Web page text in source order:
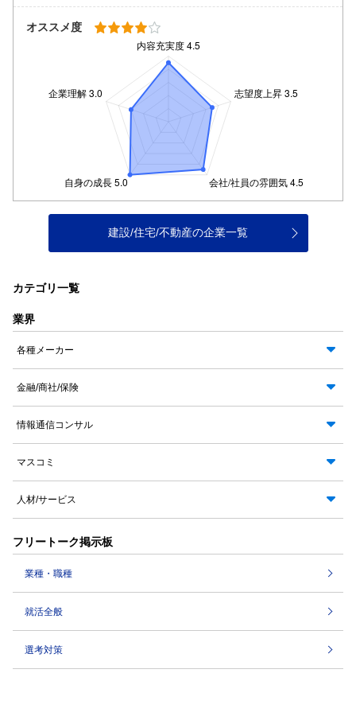
オススメ度
建設/住宅/不動産の企業一覧
カテゴリ一覧
業界
各種メーカー
金融/商社/保険
情報通信コンサル
マスコミ
人材/サービス
フリートーク掲示板
業種・職種
就活全般
選考対策